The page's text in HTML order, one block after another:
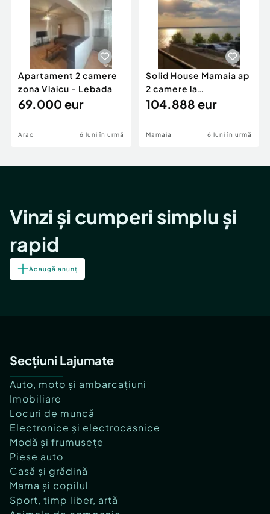
Id intern: P17809
Confort:1
Tip imobil:Bloc de apartamente
Număr Băi:1
Comision cumpărător:
Apartament 2 camere
zona Vlaicu - Lebada
69.000 eur
Arad 6 luni în urmă
Solid House Mamaia ap
2 camere la
cheie,langa Mega
104.888 eur
Mamaia 6 luni în urmă
Vinzi și cumperi simplu și
rapid
Adaugă anunț
Secțiuni Lajumate
Auto, moto și ambarcațiuni
Imobiliare
Locuri de muncă
Electronice și electrocasnice
Modă și frumusețe
Piese auto
Casă și grădină
Mama și copilul
Sport, timp liber, artă